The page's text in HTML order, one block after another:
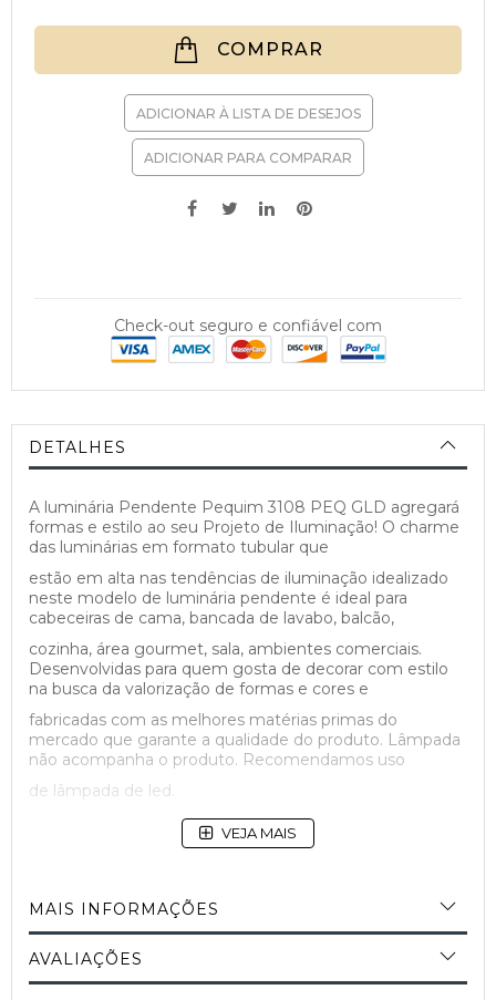
COMPRAR
ADICIONAR À LISTA DE DESEJOS
ADICIONAR PARA COMPARAR
Check-out seguro e confiável com
DETALHES
A luminária Pendente Pequim 3108 PEQ GLD agregará
formas e estilo ao seu Projeto de Iluminação! O charme
das luminárias em formato tubular que
estão em alta nas tendências de iluminação idealizado
neste modelo de luminária pendente é ideal para
cabeceiras de cama, bancada de lavabo, balcão,
cozinha, área gourmet, sala, ambientes comerciais.
Desenvolvidas para quem gosta de decorar com estilo
na busca da valorização de formas e cores e
fabricadas com as melhores matérias primas do
mercado que garante a qualidade do produto. Lâmpada
não acompanha o produto. Recomendamos uso
de lâmpada de led.
Produto nacional, Assistência técnica e garantia de
procedência de todos os componentes e insumos
Brasileiro.
VEJA MAIS
MAIS INFORMAÇÕES
AVALIAÇÕES